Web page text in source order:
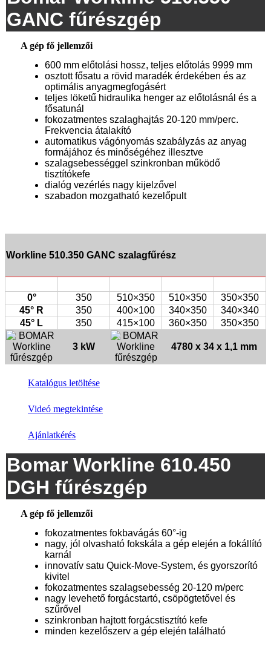
GANC fűrészgép
A gép fő jellemzői
600 mm előtolási hossz, teljes előtolás 9999 mm
osztott fősatu a rövid maradék érdekében és az
optimális anyagmegfogásért
teljes löketű hidraulika henger az előtolásnál és a
fősatunál
fokozatmentes szalaghajtás 20-120 mm/perc.
Frekvencia átalakító
automatikus vágónyomás szabályzás az anyag
formájához és minőségéhez illesztve
szalagsebességgel szinkronban működő
tisztítókefe
dialóg vezérlés nagy kijelzővel
szabadon mozgatható kezelőpult
Workline 510.350 GANC szalagfűrész
0° 350 510×350 510×350
350×350
45° R
350 400×100 340×350
340×340
45° L
350 415×100 360×350 350×350
3 kW 4780 x 34 x 1,1 mm
Katalógus letöltése
Videó megtekintése
Ajánlatkérés
Bomar Workline 610.450
DGH fűrészgép
A gép fő jellemzői
fokozatmentes fokbavágás 60°-ig
nagy, jól olvasható fokskála a gép elején a fokállító
karnál
innovatív satu Quick-Move-System, és gyorszorító
kivitel
fokozatmentes szalagsebesség 20-120 m/perc
nagy levehető forgácstartó, csöpögtetővel és
szűrővel
szinkronban hajtott forgácstisztító kefe
minden kezelőszerv a gép elején található